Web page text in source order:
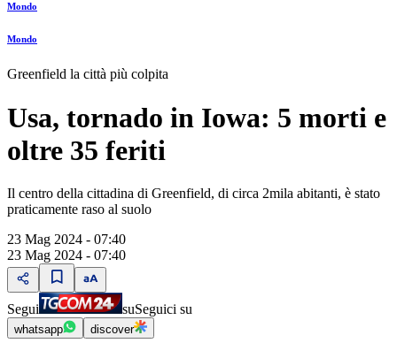
Mondo
Mondo
Greenfield la città più colpita
Usa, tornado in Iowa: 5 morti e
oltre 35 feriti
Il centro della cittadina di Greenfield, di circa 2mila abitanti, è stato
praticamente raso al suolo
23 Mag 2024 - 07:40
23 Mag 2024 - 07:40
Segui suSeguici su
whatsapp discover